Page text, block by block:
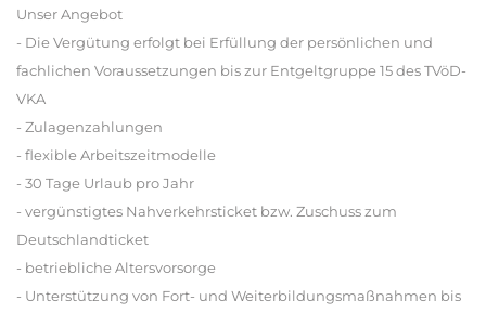
Unser Angebot
- Die Vergütung erfolgt bei Erfüllung der persönlichen und
fachlichen Voraussetzungen bis zur Entgeltgruppe 15 des TVöD-
VKA
- Zulagenzahlungen
- flexible Arbeitszeitmodelle
- 30 Tage Urlaub pro Jahr
- vergünstigtes Nahverkehrsticket bzw. Zuschuss zum
Deutschlandticket
- betriebliche Altersvorsorge
- Unterstützung von Fort- und Weiterbildungsmaßnahmen bis